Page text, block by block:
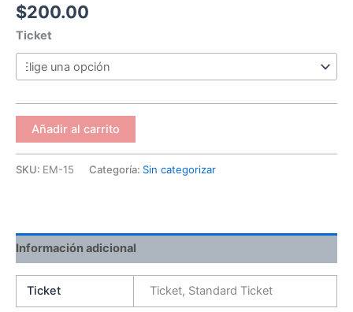
$200.00
Ticket
“Toma
de
cantidad
Añadir al carrito
SKU: EM-15 Categoría: Sin categorizar
Información adicional
Ticket Ticket, Standard Ticket